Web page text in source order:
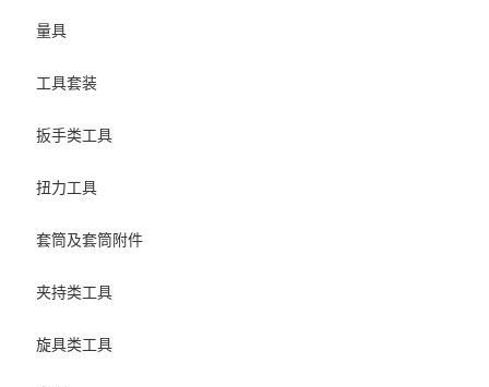
量具
工具套装
扳手类工具
扭力工具
套筒及套筒附件
夹持类工具
旋具类工具